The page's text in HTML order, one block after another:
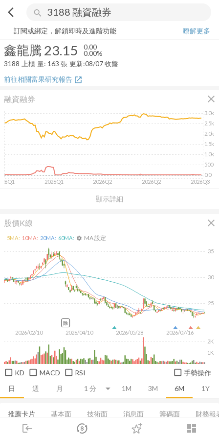
arrow_back_ios search
login dashboard
市場 登入
鑫龍騰 23.15 0.00%
訂閱或綁定，解鎖即時及進階功能
瞭解更多
鑫龍騰23.15 0.00
0.00%
3188
上櫃 量: 163 張 更新:08/07 收盤
前往相關富果研究報告 open_in_new
融資融券 close
顯示詳細
2026Q1 2026Q2 2026Q2 2026Q3
0.0
500
1.0k
1.5k
2.0k
2.5k
3.0k
股價K線 close
日 週 月 1M 3M 6M 1Y
2026/02/10 2026/04/10 2026/05/28 2026/07/16
25
30
35
1K
2K
5MA: 10MA: 20MA: 60MA: settings MA 設定
除
KD MACD RSI 手勢操作
推薦卡片 基本面 技術面 消息面 籌碼面 財務報
集保分布 基本概況